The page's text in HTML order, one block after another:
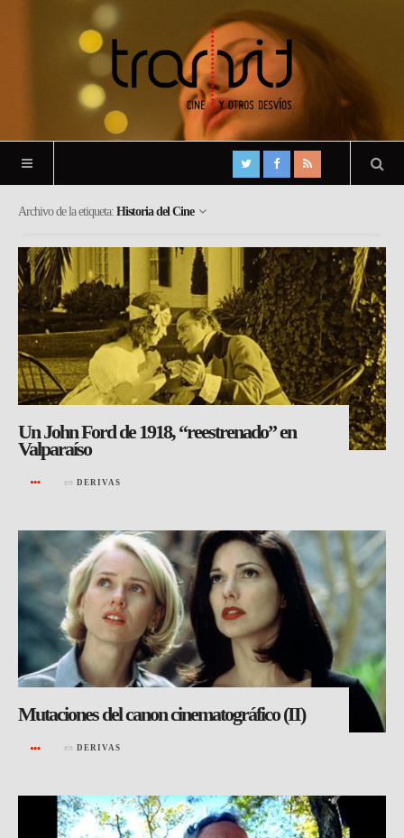
Archivo de la etiqueta: Historia del Cine
Un John Ford de 1918, “reestrenado” en
Valparaíso
en DERIVAS
Mutaciones del canon cinematográfico (II)
en DERIVAS